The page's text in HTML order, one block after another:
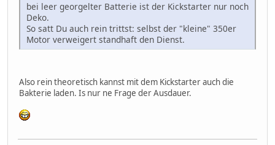
bei leer georgelter Batterie ist der Kickstarter nur noch
Deko.
So satt Du auch rein trittst: selbst der "kleine" 350er
Motor verweigert standhaft den Dienst.
Also rein theoretisch kannst mit dem Kickstarter auch die
Bakterie laden. Is nur ne Frage der Ausdauer.